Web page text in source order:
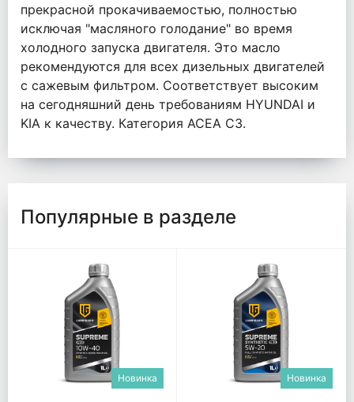
прекрасной прокачиваемостью, полностью
исключая "масляного голодание" во время
холодного запуска двигателя. Это масло
рекомендуются для всех дизельных двигателей
с сажевым фильтром. Соответствует высоким
на сегодняшний день требованиям HYUNDAI и
KIA к качеству. Категория ACEA C3.
Популярные в разделе
Новинка Новинка